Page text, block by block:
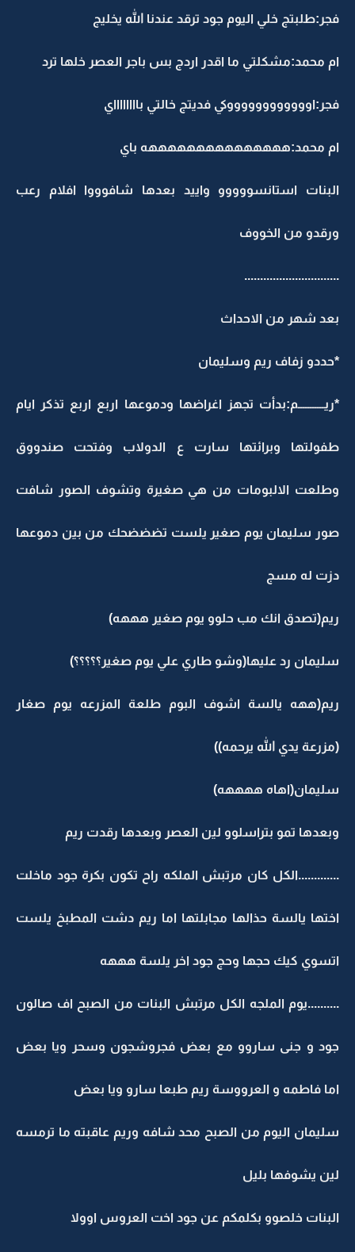
فجر:طلبتج خلي اليوم جود ترقد عندنا الله يخليج
ام محمد:مشكلتي ما اقدر اردج بس باجر العصر خلها ترد
فجر:اووووووووووووكي فديتج خالتي بااااااااي
ام محمد:هههههههههههههههه باي
البنات استانسووووو واييد بعدها شافوووا افلام رعب
ورقدو من الخووف
..............................
بعد شهر من الاحداث
*حددو زفاف ريم وسليمان
*ريـــــــــــم:بدأت تجهز اغراضها ودموعها اربع اربع تذكر ايام
طفولتها وبرائتها سارت ع الدولاب وفتحت صندووق
وطلعت الالبومات من هي صغيرة وتشوف الصور شافت
صور سليمان يوم صغير يلست تضضضحك من بين دموعها
دزت له مسج
ريم(تصدق انك مب حلوو يوم صغير هههه)
سليمان رد عليها(وشو طاري علي يوم صغير؟؟؟؟؟)
ريم(ههه يالسة اشوف البوم طلعة المزرعه يوم صغار
(مزرعة يدي الله يرحمه))
سليمان(اهاه ههههه)
وبعدها تمو بتراسلوو لين العصر وبعدها رقدت ريم
.............الكل كان مرتبش الملكه راح تكون بكرة جود ماخلت
اختها يالسة حذالها مجابلتها اما ريم دشت المطبخ يلست
اتسوي كيك حجها وحج جود اخر يلسة هههه
..........يوم الملجه الكل مرتبش البنات من الصبح اف صالون
جود و جنى ساروو مع بعض فجروشجون وسحر ويا بعض
اما فاطمه و العرووسة ريم طبعا سارو ويا بعض
سليمان اليوم من الصبح محد شافه وريم عاقبته ما ترمسه
لين يشوفها بليل
البنات خلصوو بكلمكم عن جود اخت العروس اوولا